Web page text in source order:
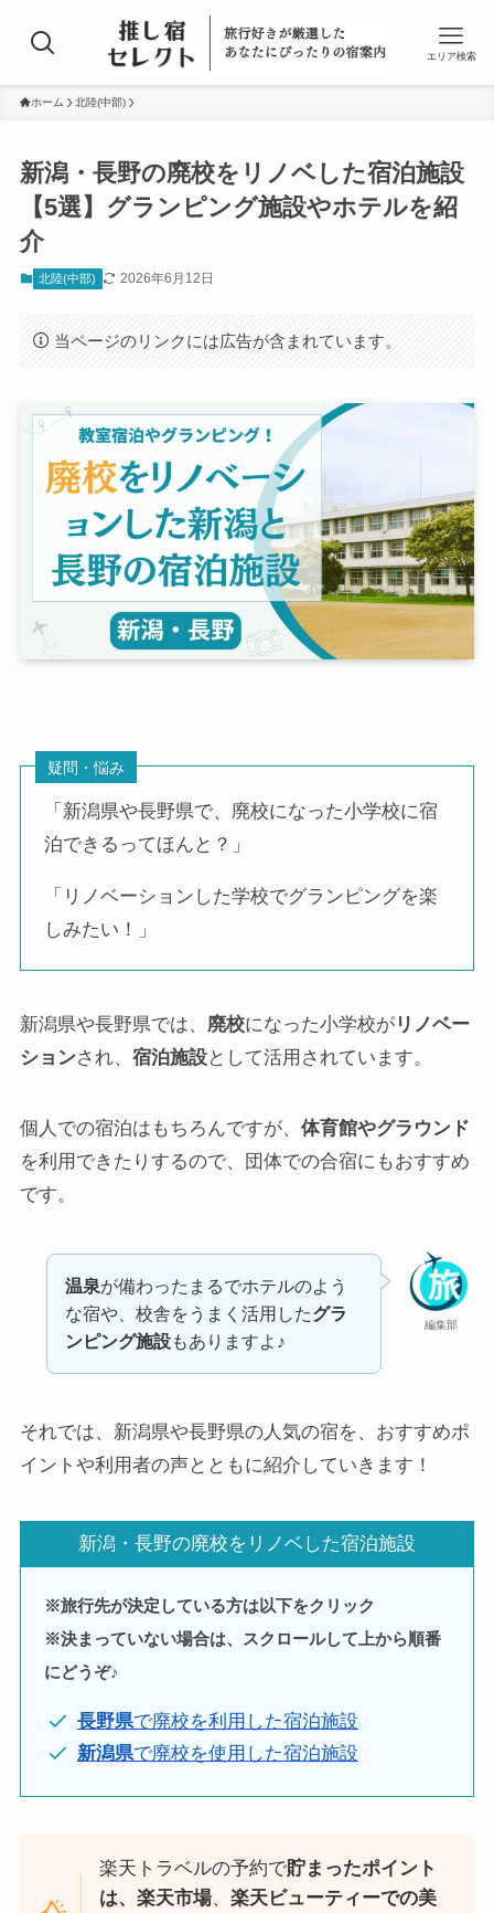
エリア検索
ホーム 北陸(中部)
新潟・長野の廃校をリノベした宿泊施設
【5選】グランピング施設やホテルを紹
介
北陸(中部) 2026年6月12日
当ページのリンクには広告が含まれています。
疑問・悩み
「新潟県や長野県で、廃校になった小学校に宿
泊できるってほんと？」
「リノベーションした学校でグランピングを楽
しみたい！」
新潟県や長野県では、 廃校になった小学校がリノベー
ションされ、 宿泊施設として活用されています。
個人での宿泊はもちろんですが、 体育館やグラウンド
を利用できたりするので、団体での合宿にもおすすめ
です。
編集部
温泉が備わったまるでホテルのよう
な宿や、校舎をうまく活用したグラ
ンピング施設もありますよ♪
それでは、新潟県や長野県の人気の宿を、おすすめポ
イントや利用者の声とともに紹介していきます！
新潟・長野の廃校をリノベした宿泊施設
※旅行先が決定している方は以下をクリック
※決まっていない場合は、スクロールして上から順番
にどうぞ♪
長野県で廃校を利用した宿泊施設
新潟県で廃校を使用した宿泊施設
楽天トラベルの予約で貯まったポイント
は、楽天市場、楽天ビューティーでの美